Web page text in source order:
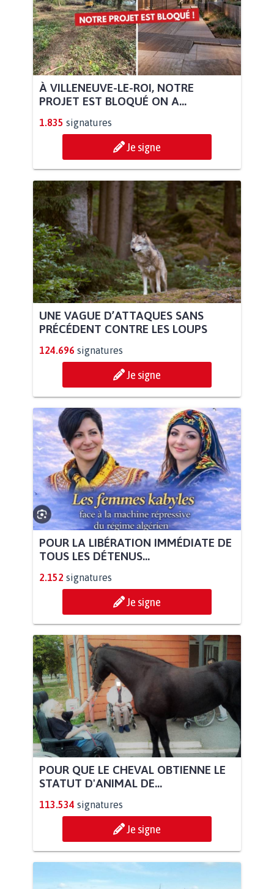
À VILLENEUVE-LE-ROI, NOTRE
PROJET EST BLOQUÉ ON A...
1.835 signatures
Je signe
UNE VAGUE D’ATTAQUES SANS
PRÉCÉDENT CONTRE LES LOUPS
124.696 signatures
Je signe
POUR LA LIBÉRATION IMMÉDIATE DE
TOUS LES DÉTENUS...
2.152 signatures
Je signe
POUR QUE LE CHEVAL OBTIENNE LE
STATUT D'ANIMAL DE...
113.534 signatures
Je signe